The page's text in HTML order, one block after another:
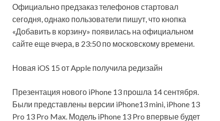
Официально предзаказ телефонов стартовал
сегодня, однако пользователи пишут, что кнопка
«Добавить в корзину» появилась на официальном
сайте еще вчера, в 23:50 по московскому времени.
Новая iOS 15 от Apple получила редизайн
Презентация нового iPhone 13 прошла 14 сентября.
Были представлены версии iPhone13 mini, iPhone 13
Pro 13 Pro Max. Модель iPhone 13 Pro впервые будет